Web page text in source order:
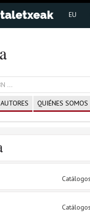
EU
AUTORES QUIÉNES SOMOS